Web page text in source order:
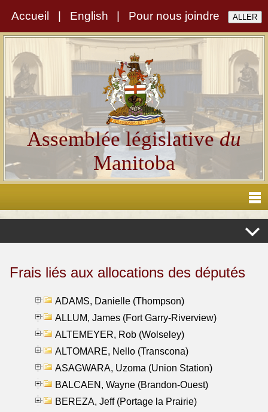
Accueil English Pour nous joindre
Assemblée législativedu
Manitoba
Frais liés aux allocations des députés
ADAMS, Danielle (Thompson)
ALLUM, James (Fort Garry-Riverview)
ALTEMEYER, Rob (Wolseley)
ALTOMARE, Nello (Transcona)
ASAGWARA, Uzoma (Union Station)
BALCAEN, Wayne (Brandon-Ouest)
BEREZA, Jeff (Portage la Prairie)